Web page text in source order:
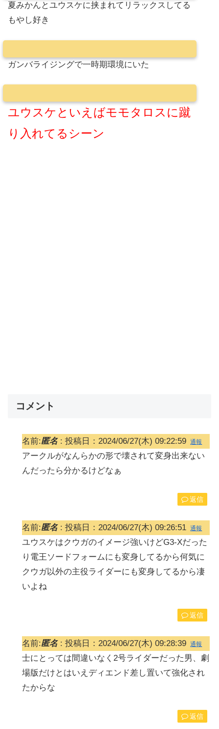
夏みかんとユウスケに挟まれてリラックスしてる
もやし好き
ガンバライジングで一時期環境にいた
ユウスケといえばモモタロスに蹴
り入れてるシーン
コメント
名前:匿名: 投稿日：2024/06/27(木) 09:22:59 通報
アークルがなんらかの形で壊されて変身出来ない
んだったら分かるけどなぁ
返信
名前:匿名: 投稿日：2024/06/27(木) 09:26:51 通報
ユウスケはクウガのイメージ強いけどG3-Xだった
り電王ソードフォームにも変身してるから何気に
クウガ以外の主役ライダーにも変身してるから凄
いよね
返信
名前:匿名: 投稿日：2024/06/27(木) 09:28:39 通報
士にとっては間違いなく2号ライダーだった男、劇
場版だけとはいえディエンド差し置いて強化され
たからな
返信